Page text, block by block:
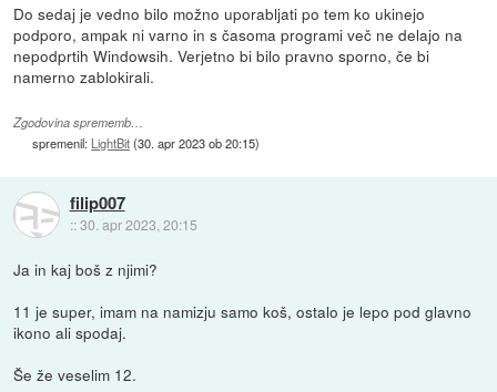
Do sedaj je vedno bilo možno uporabljati po tem ko ukinejo
podporo, ampak ni varno in s časoma programi več ne delajo na
nepodprtih Windowsih. Verjetno bi bilo pravno sporno, če bi
namerno zablokirali.
Zgodovina sprememb…
spremenil: LightBit(30. apr 2023 ob 20:15)
filip007
::30. apr 2023, 20:15
Ja in kaj boš z njimi?
11 je super, imam na namizju samo koš, ostalo je lepo pod glavno
ikono ali spodaj.
Še že veselim 12.